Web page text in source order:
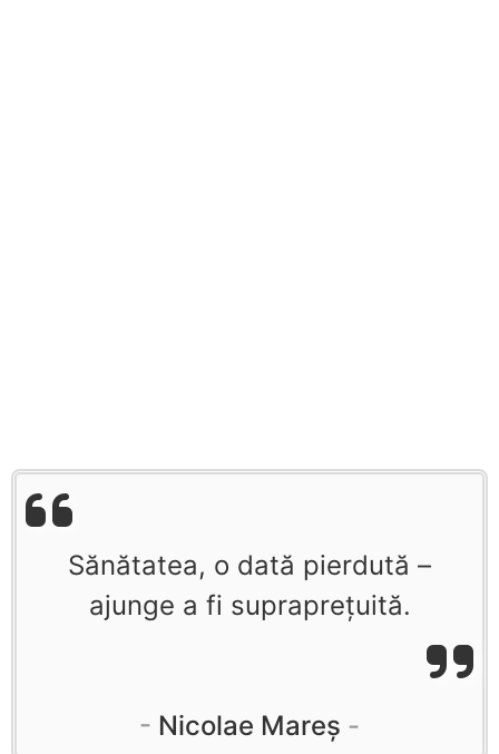
Sănătatea, o dată pierdută –
ajunge a fi supraprețuită.
Nicolae Mareș